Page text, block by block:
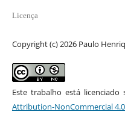
Licença
Copyright (c) 2026 Paulo
Este trabalho está
Attribution-NonCommercial